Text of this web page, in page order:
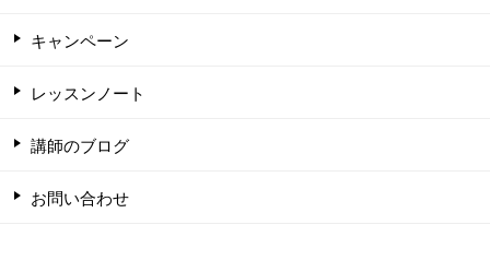
キャンペーン
レッスンノート
講師のブログ
お問い合わせ